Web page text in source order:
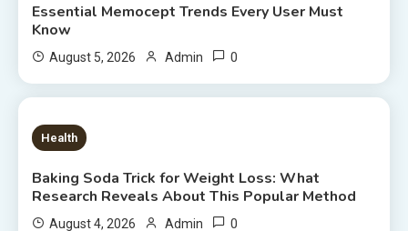
Essential Memocept Trends Every User Must
Know
August 5, 2026 Admin 0
6 MINS READ
Health
Baking Soda Trick for Weight Loss: What
Research Reveals About This Popular Method
August 4, 2026 Admin 0